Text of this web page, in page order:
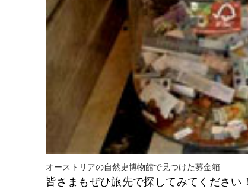
オーストリアの自然史博物館で見つけた募金箱
皆さまもぜひ旅先で探してみてくださ